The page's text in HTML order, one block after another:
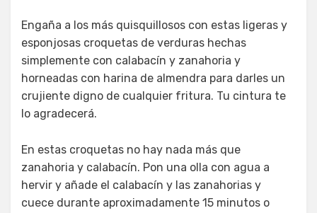
Engaña a los más quisquillosos con estas ligeras y
esponjosas croquetas de verduras hechas
simplemente con calabacín y zanahoria y
horneadas con harina de almendra para darles un
crujiente digno de cualquier fritura. Tu cintura te
lo agradecerá.
En estas croquetas no hay nada más que
zanahoria y calabacín. Pon una olla con agua a
hervir y añade el calabacín y las zanahorias y
cuece durante aproximadamente 15 minutos o